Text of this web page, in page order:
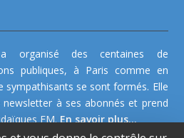
organisé des centaines de
publiques, à Paris comme en
sympathisants se sont formés. Elle
à ses abonnés et prend
FM. En savoir plus...